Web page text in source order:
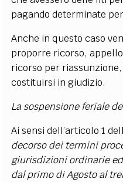
pagando determinate
Anche in questo caso
proporre ricorso,
ricorso per
costituirsi in giudizio.
La sospensione feriale
Ai sensi dell’articolo 1
decorso dei termini
giurisdizioni ordinarie
dal primo di Agosto al